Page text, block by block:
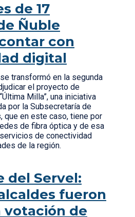
de 17
Ñuble
con
digital
transformó en la segunda
el proyecto de
Milla”, una iniciativa
por la Subsecretaría de
que en este caso, tiene por
de fibra óptica y de esa
de conectividad
de la región.
del Servel:
fueron
votación de